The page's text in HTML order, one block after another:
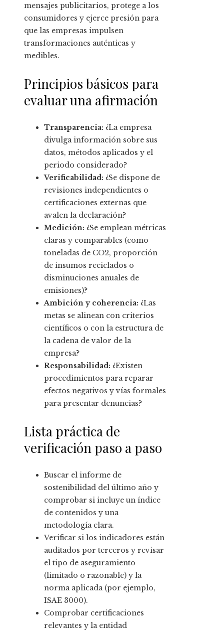
mensajes publicitarios, protege a los
consumidores y ejerce presión para
que las empresas impulsen
transformaciones auténticas y
medibles.
Principios básicos para
evaluar una afirmación
Transparencia: ¿La empresa
divulga información sobre sus
datos, métodos aplicados y el
periodo considerado?
Verificabilidad: ¿Se dispone de
revisiones independientes o
certificaciones externas que
avalen la declaración?
Medición: ¿Se emplean métricas
claras y comparables (como
toneladas de CO2, proporción
de insumos reciclados o
disminuciones anuales de
emisiones)?
Ambición y coherencia: ¿Las
metas se alinean con criterios
científicos o con la estructura de
la cadena de valor de la
empresa?
Responsabilidad: ¿Existen
procedimientos para reparar
efectos negativos y vías formales
para presentar denuncias?
Lista práctica de
verificación paso a paso
Buscar el informe de
sostenibilidad del último año y
comprobar si incluye un índice
de contenidos y una
metodología clara.
Verificar si los indicadores están
auditados por terceros y revisar
el tipo de aseguramiento
(limitado o razonable) y la
norma aplicada (por ejemplo,
ISAE 3000).
Comprobar certificaciones
relevantes y la entidad